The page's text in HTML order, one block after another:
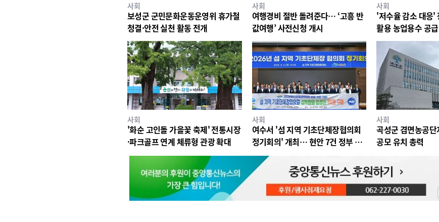
사회
보성군 군민문화운동운영위 휴가철
청결·안전 실천 활동 전개
사회
여행경비 절반 돌려준다… ‘고흥 반
값여행’ 사전신청 개시
사회
'저수율 감소 대응'
활용 농업용수 공
사회
'화순 고인돌 가을꽃 축제' 전통시장
·파크골프 연계 체류형 관광 확대
사회
여수서 '섬 지역 기초단체장협의회
정기회의' 개최… 현안 7건 정부 건
의
사회
곡성군 겸면농공
공모 유치 총력